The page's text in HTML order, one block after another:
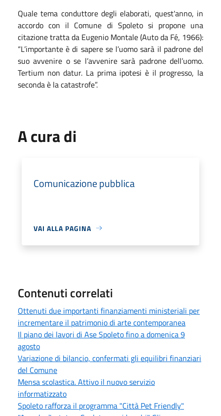
Quale tema conduttore degli elaborati, quest'anno, in
accordo con il Comune di Spoleto si propone una
citazione tratta da Eugenio Montale (Auto da Fé, 1966):
“L’importante è di sapere se l’uomo sarà il padrone del
suo avvenire o se l’avvenire sarà padrone dell’uomo.
Tertium non datur. La prima ipotesi è il progresso, la
seconda è la catastrofe”.
A cura di
Comunicazione pubblica
VAI ALLA PAGINA
Contenuti correlati
Ottenuti due importanti finanziamenti ministeriali per
incrementare il patrimonio di arte contemporanea
Il piano dei lavori di Ase Spoleto fino a domenica 9
agosto
Variazione di bilancio, confermati gli equilibri finanziari
del Comune
Mensa scolastica. Attivo il nuovo servizio
informatizzato
Spoleto rafforza il programma "Città Pet Friendly"